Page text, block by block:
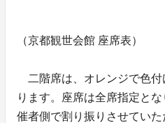
（京都観世会館 座席表）
二階席は、オレンジで色付
ります。座席は全席指定と
催者側で割り振りさせてい